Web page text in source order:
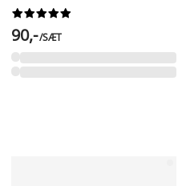






90,-/SÆT